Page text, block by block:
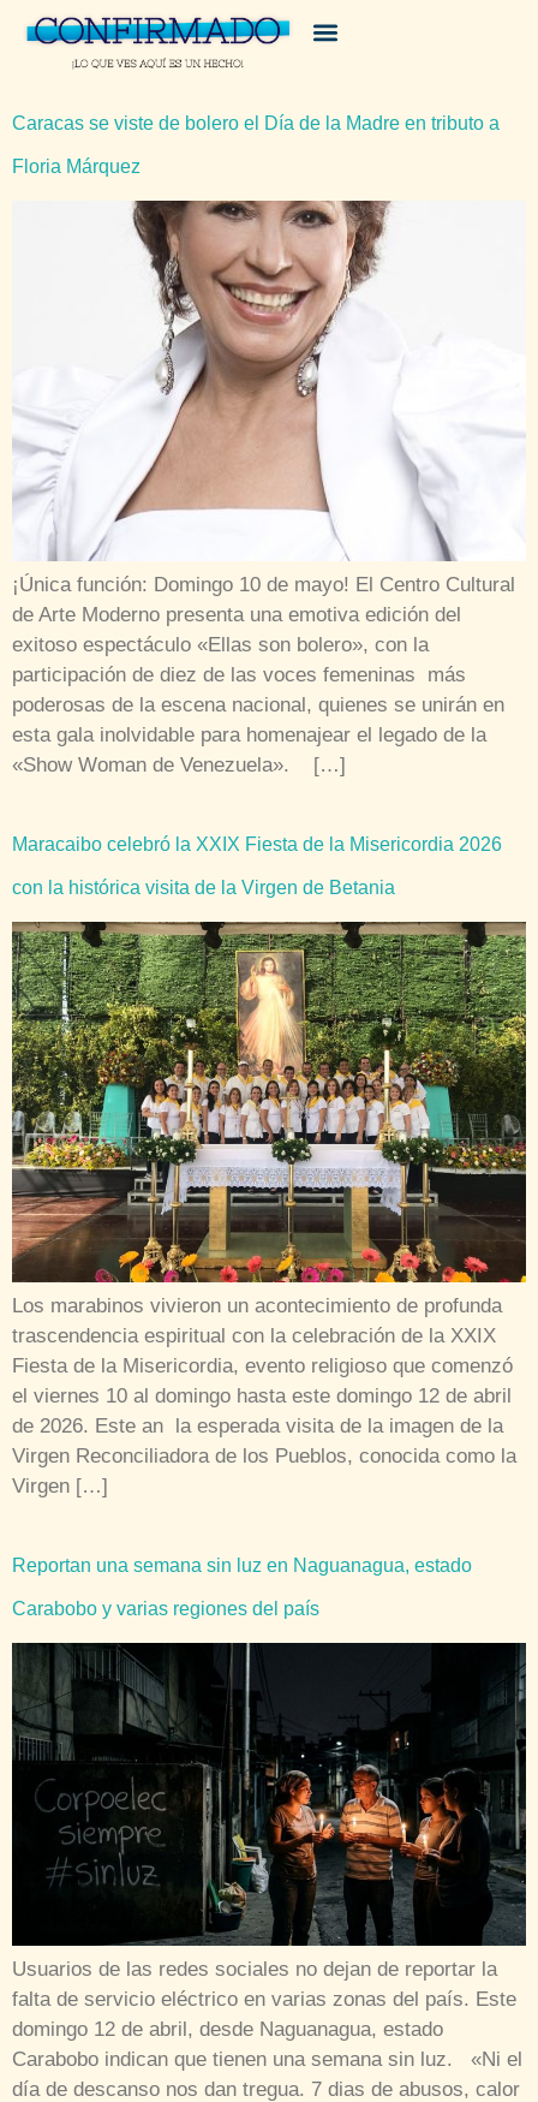
Caracas se viste de bolero el Día de la Madre en tributo a
Floria Márquez
¡Única función: Domingo 10 de mayo! El Centro Cultural
de Arte Moderno presenta una emotiva edición del
exitoso espectáculo «Ellas son bolero», con la
participación de diez de las voces femeninas más
poderosas de la escena nacional, quienes se unirán en
esta gala inolvidable para homenajear el legado de la
«Show Woman de Venezuela». […]
Maracaibo celebró la XXIX Fiesta de la Misericordia 2026
con la histórica visita de la Virgen de Betania
Los marabinos vivieron un acontecimiento de profunda
trascendencia espiritual con la celebración de la XXIX
Fiesta de la Misericordia, evento religioso que comenzó
el viernes 10 al domingo hasta este domingo 12 de abril
de 2026. Este an la esperada visita de la imagen de la
Virgen Reconciliadora de los Pueblos, conocida como la
Virgen […]
Reportan una semana sin luz en Naguanagua, estado
Carabobo y varias regiones del país
Usuarios de las redes sociales no dejan de reportar la
falta de servicio eléctrico en varias zonas del país. Este
domingo 12 de abril, desde Naguanagua, estado
Carabobo indican que tienen una semana sin luz. «Ni el
día de descanso nos dan tregua. 7 dias de abusos, calor